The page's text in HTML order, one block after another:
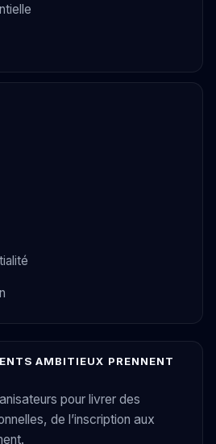
AMBITIEUX PRENNENT
pour livrer des
de l’inscription aux